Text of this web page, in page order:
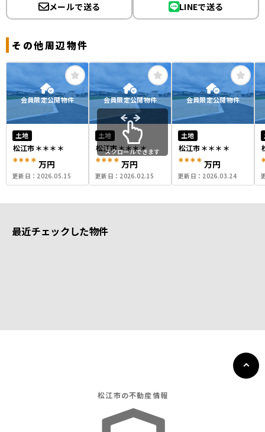
メールで送る LINEで送る
その他周辺物件
会員限定公開物件
土地
松江市＊＊＊＊
**** 万円
更新日： 2026.05.15
会員限定公開物件
土地
松江市＊＊＊＊
**** 万円
更新日： 2026.02.15
会員限定公開物件
土地
松江市＊＊＊＊
**** 万円
更新日： 2026.03.24
スクロールできます
最近チェックした物件
松江市の不動産情報